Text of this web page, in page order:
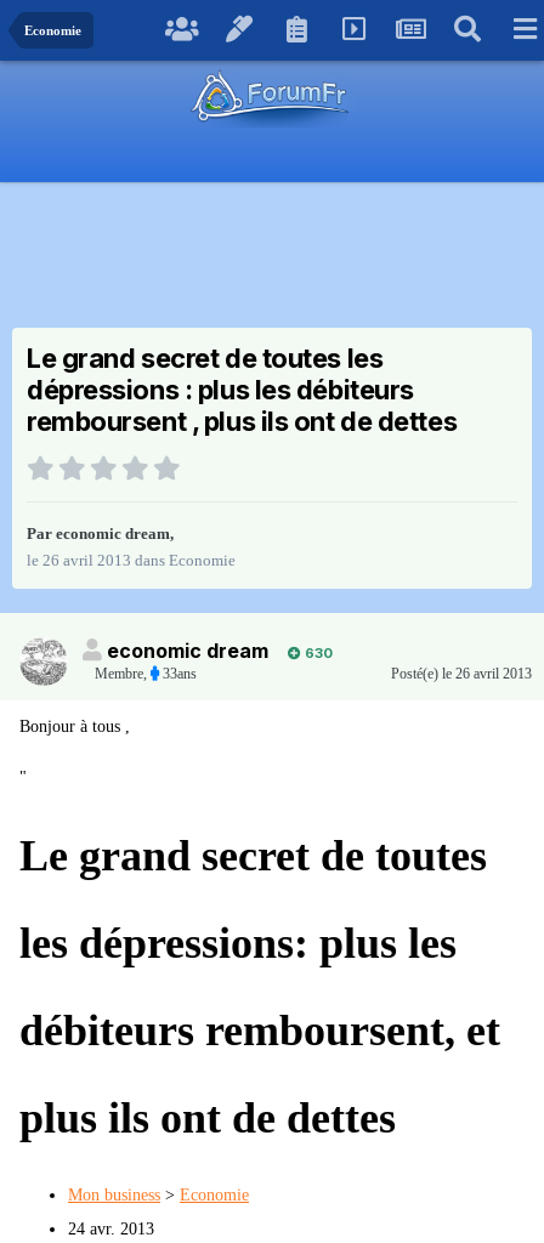
Economie
Le grand secret de toutes les
dépressions : plus les débiteurs
remboursent , plus ils ont de dettes
Par economic dream,
le 26 avril 2013 dans Economie
economic dream
630
Membre, 33ans Posté(e) le 26 avril 2013
Bonjour à tous ,
"
Le grand secret de toutes
les dépressions: plus les
débiteurs remboursent, et
plus ils ont de dettes
Mon business > Economie
24 avr. 2013